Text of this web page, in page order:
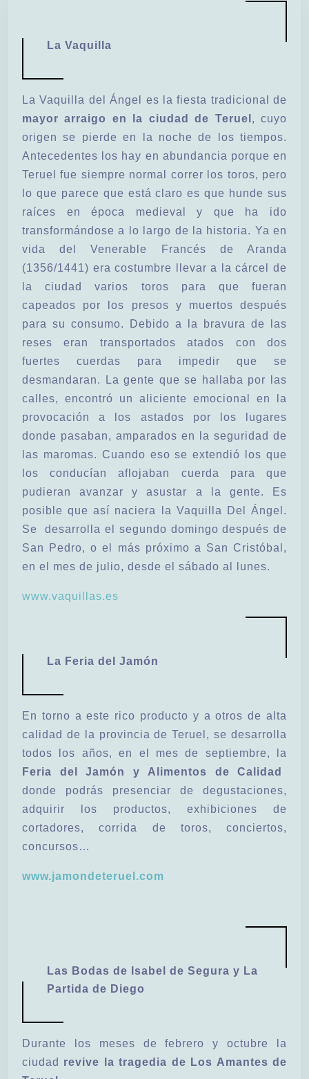
La Vaquilla
La Vaquilla del Ángel es la fiesta tradicional de
mayor arraigo en la ciudad de Teruel , cuyo
origen se pierde en la noche de los tiempos.
Antecedentes los hay en abundancia porque en
Teruel fue siempre normal correr los toros, pero
lo que parece que está claro es que hunde sus
raíces en época medieval y que ha ido
transformándose a lo largo de la historia. Ya en
vida del Venerable Francés de Aranda
(1356/1441) era costumbre llevar a la cárcel de
la ciudad varios toros para que fueran
capeados por los presos y muertos después
para su consumo. Debido a la bravura de las
reses eran transportados atados con dos
fuertes cuerdas para impedir que se
desmandaran. La gente que se hallaba por las
calles, encontró un aliciente emocional en la
provocación a los astados por los lugares
donde pasaban, amparados en la seguridad de
las maromas. Cuando eso se extendió los que
los conducían aflojaban cuerda para que
pudieran avanzar y asustar a la gente. Es
posible que así naciera la Vaquilla Del Ángel.
Se desarrolla el segundo domingo después de
San Pedro, o el más próximo a San Cristóbal,
en el mes de julio, desde el sábado al lunes.
www.vaquillas.es
La Feria del Jamón
En torno a este rico producto y a otros de alta
calidad de la provincia de Teruel, se desarrolla
todos los años, en el mes de septiembre, la
Feria del Jamón y Alimentos de Calidad
donde podrás presenciar de degustaciones,
adquirir los productos, exhibiciones de
cortadores, corrida de toros, conciertos,
concursos…
www.jamondeteruel.com
Las Bodas de Isabel de Segura y La
Partida de Diego
Durante los meses de febrero y octubre la
ciudad revive la tragedia de Los Amantes de